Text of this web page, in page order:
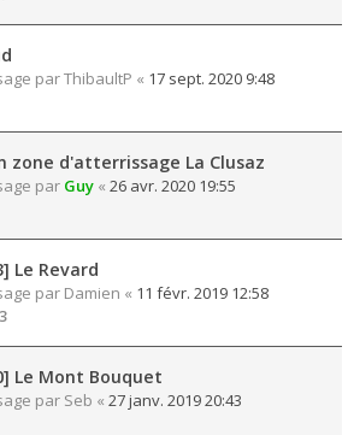
parThibaultP « 17 sept. 2020 9:48
zone d'atterrissage La Clusaz
par Guy « 26 avr. 2020 19:55
Le Revard
par Damien « 11 févr. 2019 12:58
Le Mont Bouquet
par Seb « 27 janv. 2019 20:43